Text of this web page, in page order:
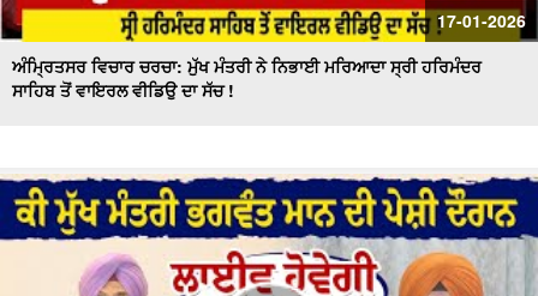
17-01-2026
ਅੰਮ੍ਰਿਤਸਰ ਵਿਚਾਰ ਚਰਚਾ: ਮੁੱਖ ਮੰਤਰੀ ਨੇ ਨਿਭਾਈ ਮਰਿਆਦਾ ਸ੍ਰੀ ਹਰਿਮੰਦਰ
ਸਾਹਿਬ ਤੋਂ ਵਾਇਰਲ ਵੀਡਿਉ ਦਾ ਸੱਚ !